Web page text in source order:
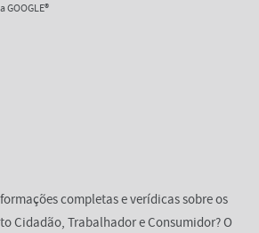
completas e verídicas sobre os
Cidadão, Trabalhador e Consumidor? O